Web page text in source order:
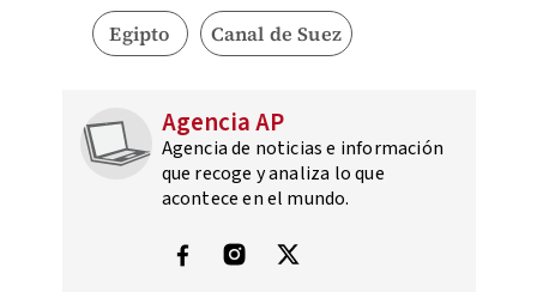
Egipto Canal de Suez
Agencia AP
Agencia de noticias e información
que recoge y analiza lo que
acontece en el mundo.